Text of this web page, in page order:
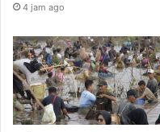
4 jam ago